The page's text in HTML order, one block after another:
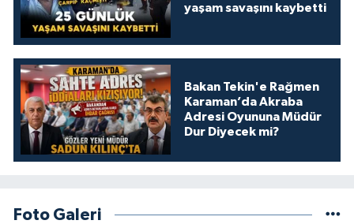
yaşam savaşını kaybetti
Bakan Tekin'e Rağmen
Karaman’da Akraba
Adresi Oyununa Müdür
Dur Diyecek mi?
Foto Galeri